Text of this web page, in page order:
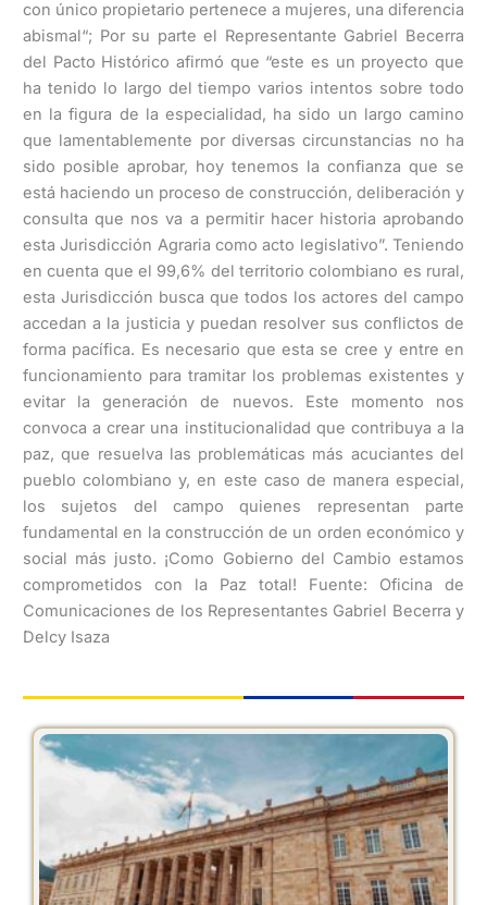
con único propietario pertenece a mujeres, una diferencia
abismal“; Por su parte el Representante Gabriel Becerra
del Pacto Histórico afirmó que “este es un proyecto que
ha tenido lo largo del tiempo varios intentos sobre todo
en la figura de la especialidad, ha sido un largo camino
que lamentablemente por diversas circunstancias no ha
sido posible aprobar, hoy tenemos la confianza que se
está haciendo un proceso de construcción, deliberación y
consulta que nos va a permitir hacer historia aprobando
esta Jurisdicción Agraria como acto legislativo”. Teniendo
en cuenta que el 99,6% del territorio colombiano es rural,
esta Jurisdicción busca que todos los actores del campo
accedan a la justicia y puedan resolver sus conflictos de
forma pacífica. Es necesario que esta se cree y entre en
funcionamiento para tramitar los problemas existentes y
evitar la generación de nuevos. Este momento nos
convoca a crear una institucionalidad que contribuya a la
paz, que resuelva las problemáticas más acuciantes del
pueblo colombiano y, en este caso de manera especial,
los sujetos del campo quienes representan parte
fundamental en la construcción de un orden económico y
social más justo. ¡Como Gobierno del Cambio estamos
comprometidos con la Paz total! Fuente: Oficina de
Comunicaciones de los Representantes Gabriel Becerra y
Delcy Isaza